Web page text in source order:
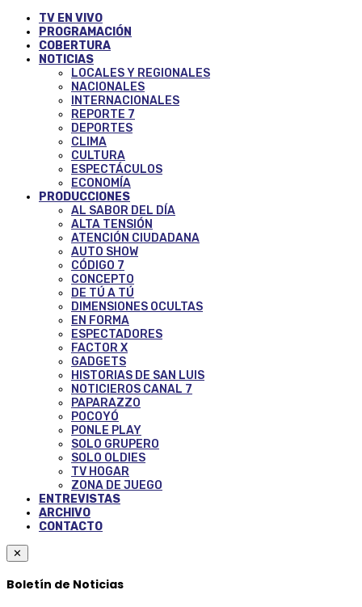
TV EN VIVO
PROGRAMACIÓN
COBERTURA
NOTICIAS
LOCALES Y REGIONALES
NACIONALES
INTERNACIONALES
REPORTE 7
DEPORTES
CLIMA
CULTURA
ESPECTÁCULOS
ECONOMÍA
PRODUCCIONES
AL SABOR DEL DÍA
ALTA TENSIÓN
ATENCIÓN CIUDADANA
AUTO SHOW
CÓDIGO 7
CONCEPTO
DE TÚ A TÚ
DIMENSIONES OCULTAS
EN FORMA
ESPECTADORES
FACTOR X
GADGETS
HISTORIAS DE SAN LUIS
NOTICIEROS CANAL 7
PAPARAZZO
POCOYÓ
PONLE PLAY
SOLO GRUPERO
SOLO OLDIES
TV HOGAR
ZONA DE JUEGO
ENTREVISTAS
ARCHIVO
CONTACTO
✕
Boletín de Noticias